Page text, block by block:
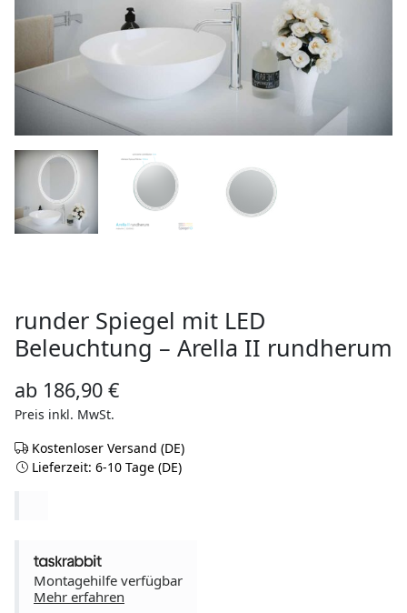
runder Spiegel mit LED
Beleuchtung – Arella II rundherum
ab 186,90 €
Preis inkl. MwSt.
Kostenloser Versand (DE)
Lieferzeit: 6-10 Tage (DE)
Montagehilfe verfügbar
Mehr erfahren